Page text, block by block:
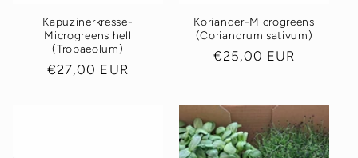
Kapuzinerkresse-
Microgreens hell
(Tropaeolum)
Normaler
€27,00 EUR
Koriander-Microgreens
(Coriandrum sativum)
Normaler
€25,00 EUR